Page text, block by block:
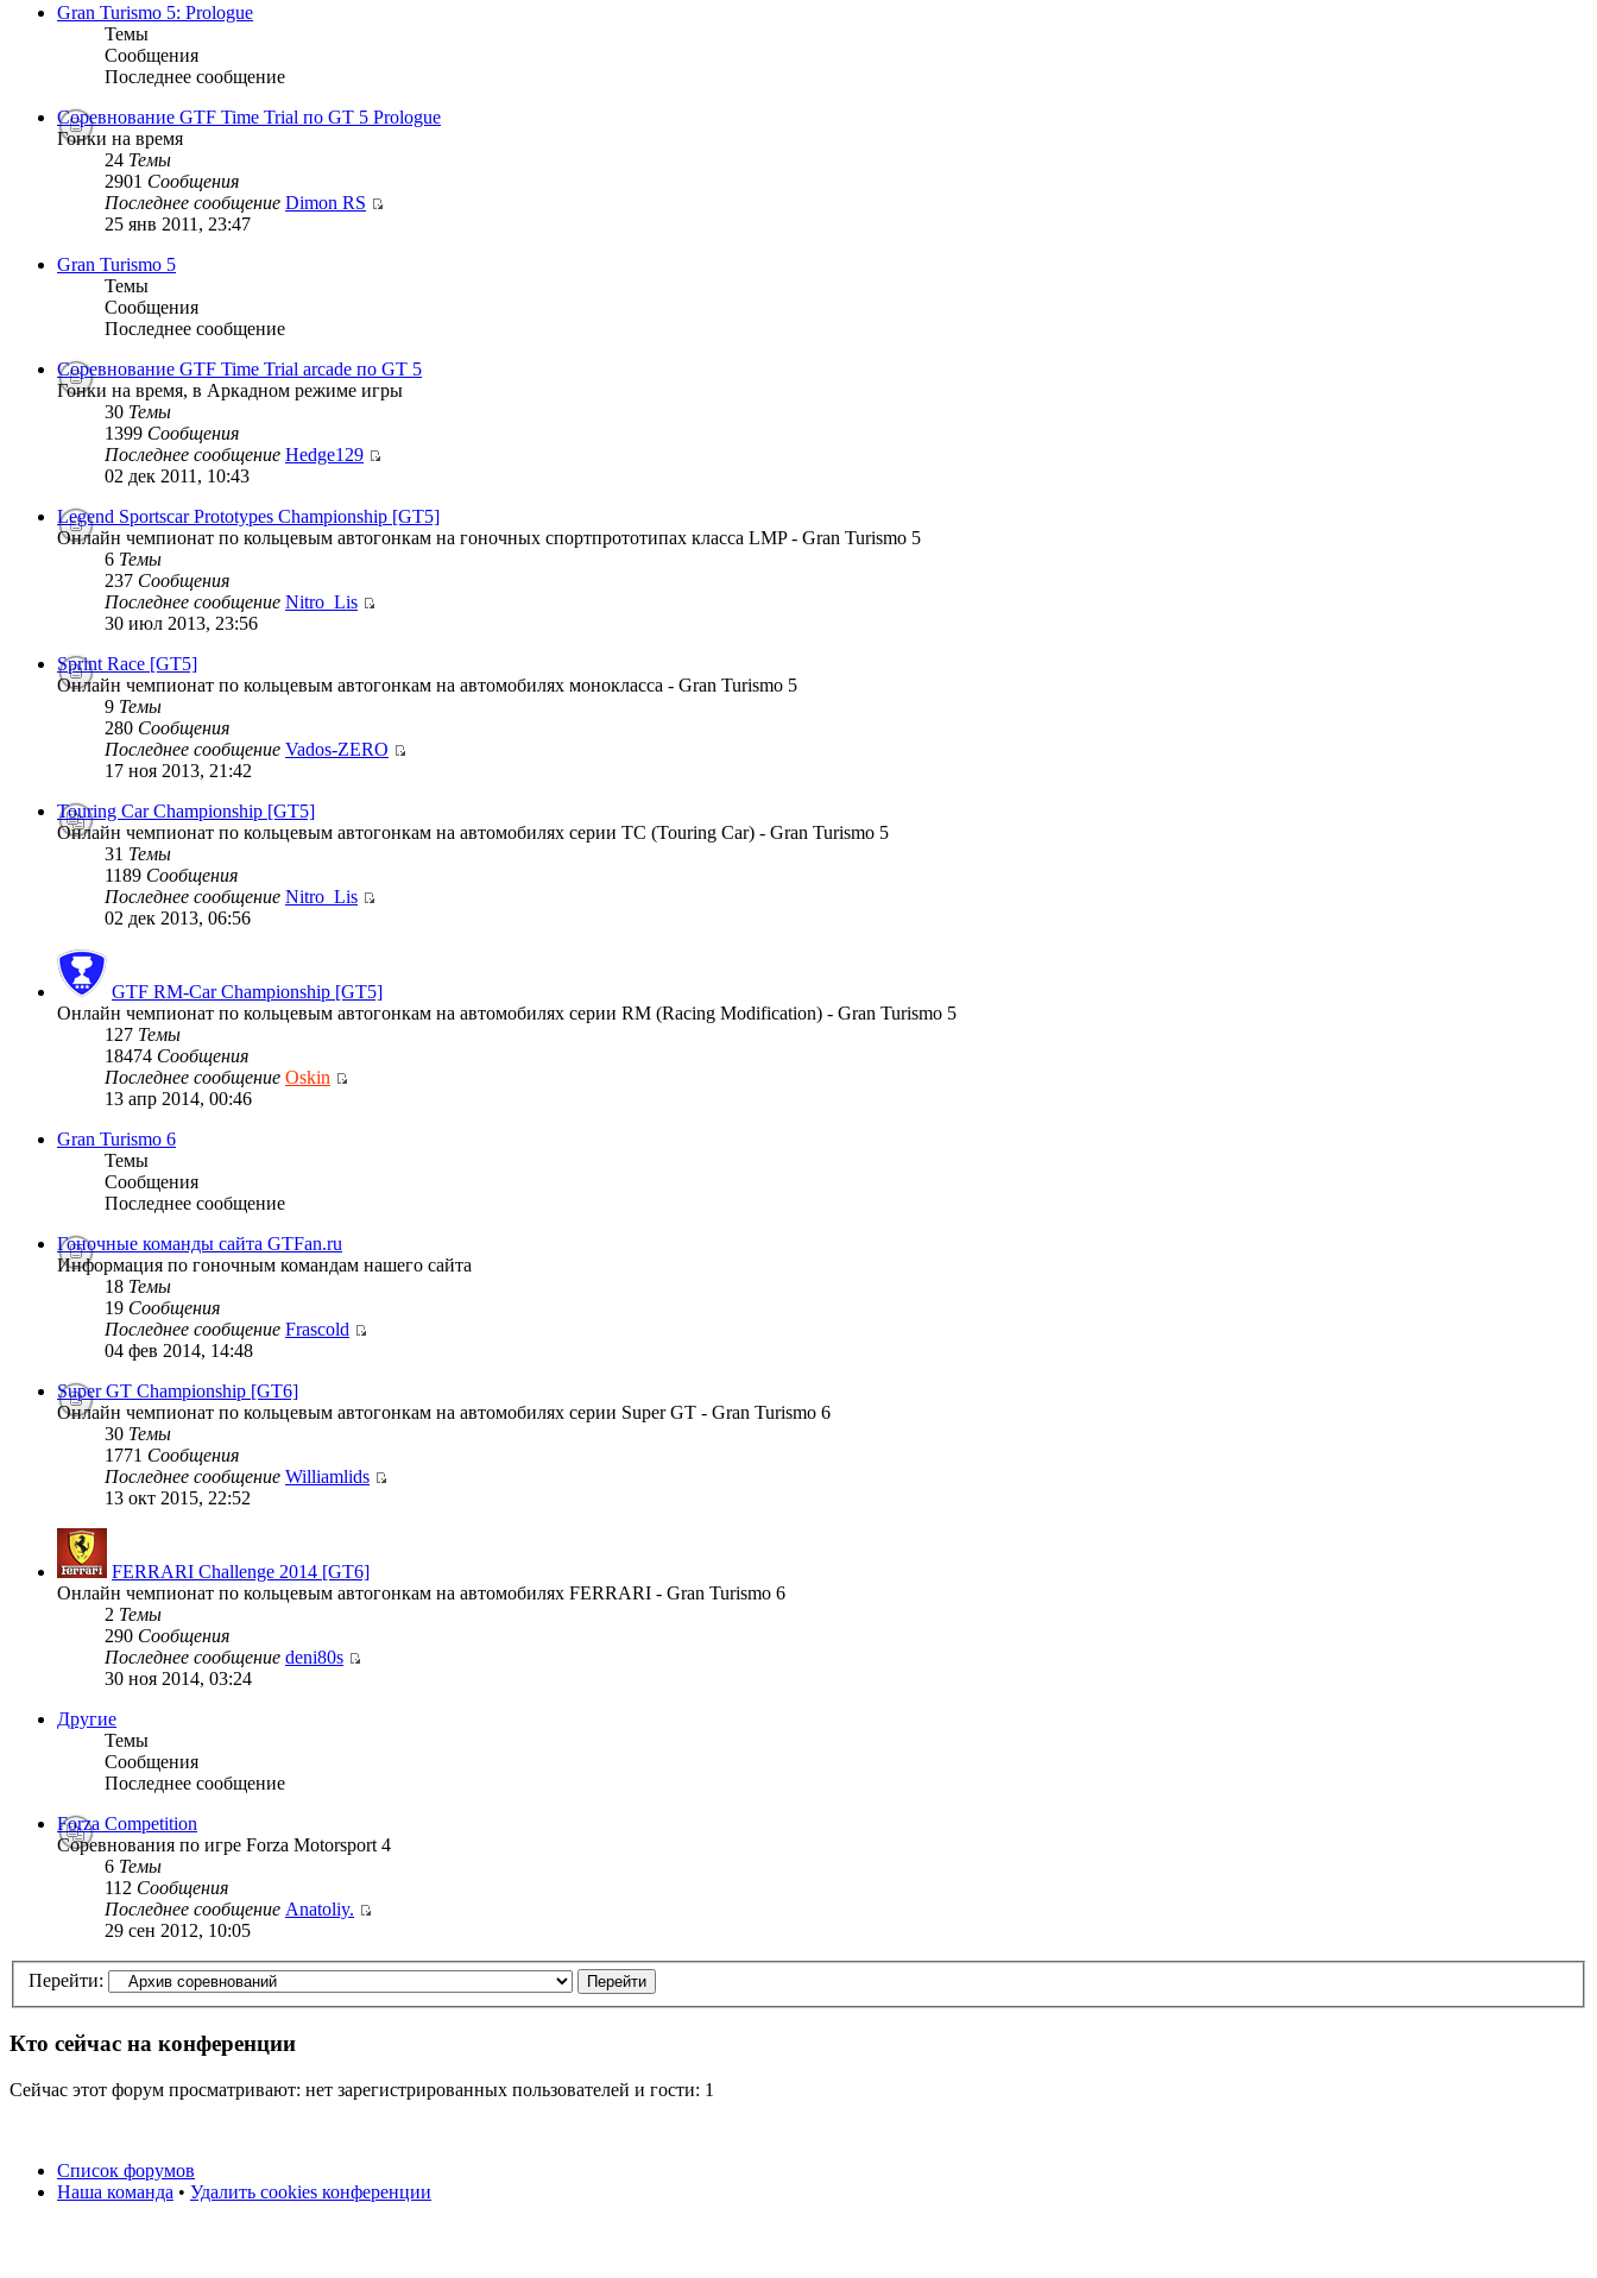
Gran Turismo 5: Prologue
Темы
Сообщения
Последнее сообщение
Соревнование GTF Time Trial по GT 5 Prologue
Гонки на время
24 Темы
2901 Сообщения
Последнее сообщение Dimon RS
25 янв 2011, 23:47
Gran Turismo 5
Темы
Сообщения
Последнее сообщение
Соревнование GTF Time Trial arcade по GT 5
Гонки на время, в Аркадном режиме игры
30 Темы
1399 Сообщения
Последнее сообщение Hedge129
02 дек 2011, 10:43
Legend Sportscar Prototypes Championship [GT5]
Онлайн чемпионат по кольцевым автогонкам на гоночных спортпрототипах класса LMP - Gran Turismo 5
6 Темы
237 Сообщения
Последнее сообщение Nitro_Lis
30 июл 2013, 23:56
Sprint Race [GT5]
Онлайн чемпионат по кольцевым автогонкам на автомобилях монокласса - Gran Turismo 5
9 Темы
280 Сообщения
Последнее сообщение Vados-ZERO
17 ноя 2013, 21:42
Touring Car Championship [GT5]
Онлайн чемпионат по кольцевым автогонкам на автомобилях серии TC (Touring Car) - Gran Turismo 5
31 Темы
1189 Сообщения
Последнее сообщение Nitro_Lis
02 дек 2013, 06:56
GTF RM-Car Championship [GT5]
Онлайн чемпионат по кольцевым автогонкам на автомобилях серии RM (Racing Modification) - Gran Turismo 5
127 Темы
18474 Сообщения
Последнее сообщение Oskin
13 апр 2014, 00:46
Gran Turismo 6
Темы
Сообщения
Последнее сообщение
Гоночные команды сайта GTFan.ru
Информация по гоночным командам нашего сайта
18 Темы
19 Сообщения
Последнее сообщение Frascold
04 фев 2014, 14:48
Super GT Championship [GT6]
Онлайн чемпионат по кольцевым автогонкам на автомобилях серии Super GT - Gran Turismo 6
30 Темы
1771 Сообщения
Последнее сообщение Williamlids
13 окт 2015, 22:52
FERRARI Challenge 2014 [GT6]
Онлайн чемпионат по кольцевым автогонкам на автомобилях FERRARI - Gran Turismo 6
2 Темы
290 Сообщения
Последнее сообщение deni80s
30 ноя 2014, 03:24
Другие
Темы
Сообщения
Последнее сообщение
Forza Competition
Соревнования по игре Forza Motorsport 4
6 Темы
112 Сообщения
Последнее сообщение Anatoliy.
29 сен 2012, 10:05
Перейти:
Кто сейчас на конференции
Сейчас этот форум просматривают: нет зарегистрированных пользователей и гости: 1
Список форумов
Наша команда • Удалить cookies конференции